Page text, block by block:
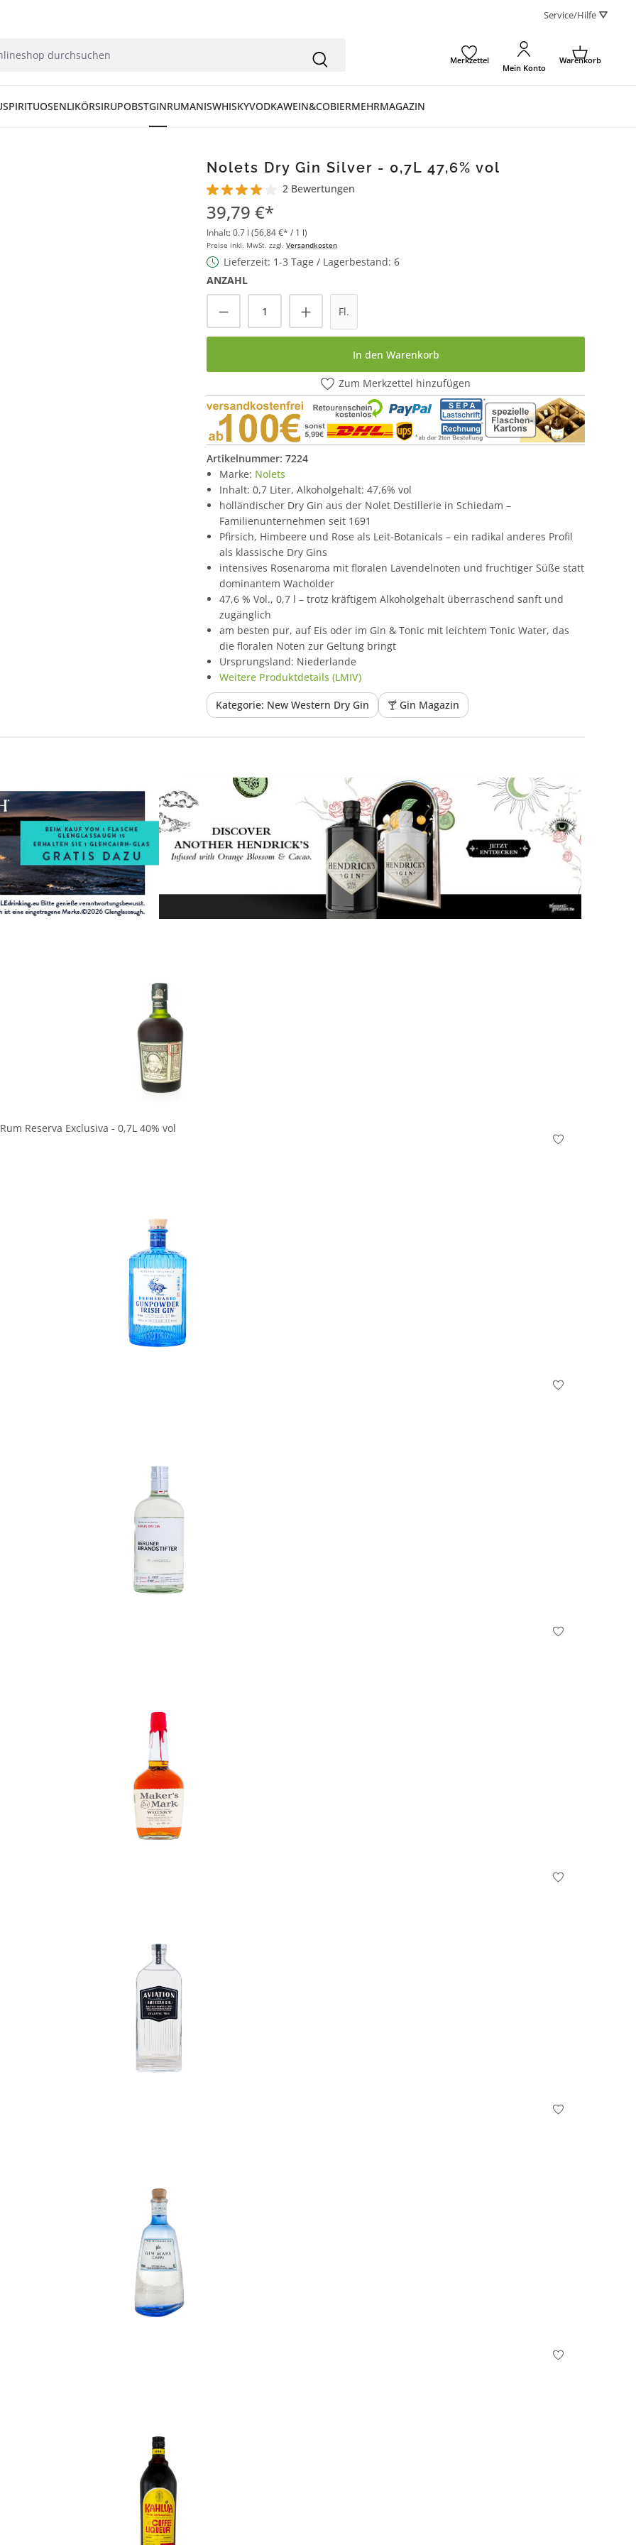
Service/Hilfe ⛛
Merkzettel
Mein Konto
Warenkorb
SPIRITUOSENLIKÖRSIRUPOBSTGINRUMANISWHISKYVODKAWEIN&COBIERMEHRMAGAZIN
Nolets Dry Gin Silver - 0,7L 47,6% vol
Durchschnittliche Bewertung von 4 von 5 Sternen
2 Bewertungen
39,79 €*
Inhalt:0.7 l (56,84 €* / 1 l)
Preise inkl. MwSt. zzgl. Versandkosten
Lieferzeit: 1-3 Tage / Lagerbestand: 6
ANZAHL
Produkt Anzahl: Gib den gewünschten Wert ein
Fl.
In den Warenkorb
Zum Merkzettel hinzufügen
Artikelnummer: 7224
Marke: Nolets
Inhalt: 0,7 Liter, Alkoholgehalt: 47,6% vol
holländischer Dry Gin aus der Nolet Destillerie in Schiedam –
Familienunternehmen seit 1691
Pfirsich, Himbeere und Rose als Leit-Botanicals – ein radikal anderes Profil
als klassische Dry Gins
intensives Rosenaroma mit floralen Lavendelnoten und fruchtiger Süße statt
dominantem Wacholder
47,6 % Vol., 0,7 l – trotz kräftigem Alkoholgehalt überraschend sanft und
zugänglich
am besten pur, auf Eis oder im Gin & Tonic mit leichtem Tonic Water, das
die floralen Noten zur Geltung bringt
Ursprungsland: Niederlande
Weitere Produktdetails (LMIV)
Kategorie: New Western Dry Gin 🍸 Gin Magazin
Reserva Exclusiva - 0,7L 40% vol
In den Korb
In den Korb
In den Korb
In den Korb
In den Korb